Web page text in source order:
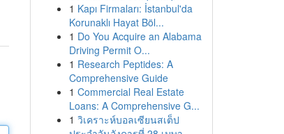
1 Kapı Firmaları: İstanbul'da
Korunaklı Hayat Böl...
1 Do You Acquire an Alabama
Driving Permit O...
1 Research Peptides: A
Comprehensive Guide
1 Commercial Real Estate
Loans: A Comprehensive G...
1 วิเคราะห์บอลเซียนสเต็ป